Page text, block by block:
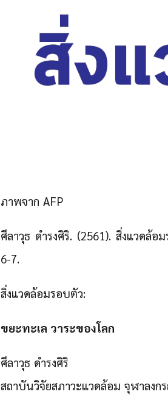
ภาพจาก AFP
ศีลาวุธ ดำรงศิริ. (2561). สิ่งแวดล้
6-7.
สิ่งแวดล้อมรอบตัว:
ขยะทะเล วาระของโลก
ศีลาวุธ ดำรงศิริ
สถาบันวิจัยสภาวะแวดล้อม จุฬาลงก